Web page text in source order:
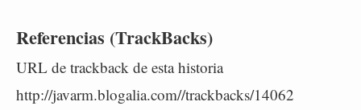
Referencias (TrackBacks)
URL de trackback de esta historia
http://javarm.blogalia.com//trackbacks/14062